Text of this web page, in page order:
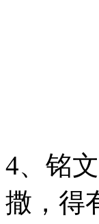
4、铭
撒，得